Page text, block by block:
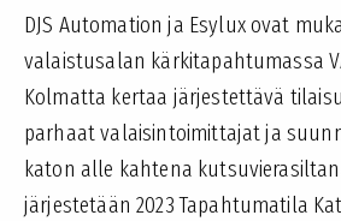
DJS Automation ja Esylux ovat
valaistusalan kärkitapahtumassa
Kolmatta kertaa järjestettävä
parhaat valaisintoimittajat ja
katon alle kahtena
järjestetään 2023 Tapahtumatila